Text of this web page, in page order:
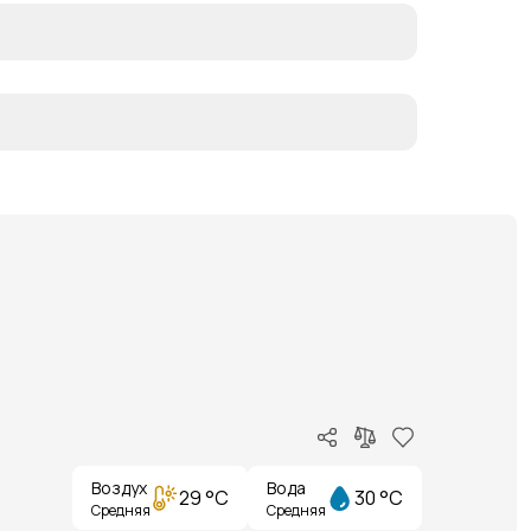
Воздух
Средняя 29 °C Вода
Средняя 30 °C